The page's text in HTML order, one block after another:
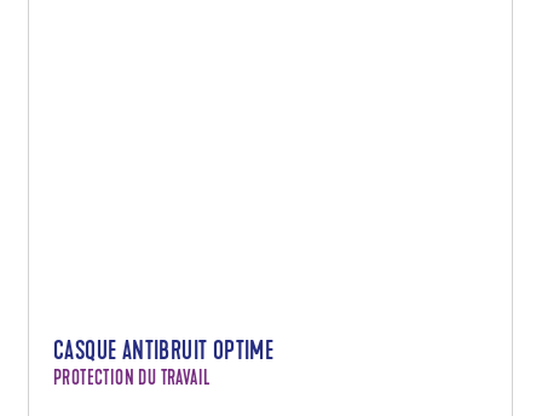
CASQUE ANTIBRUIT OPTIME
PROTECTION DU TRAVAIL